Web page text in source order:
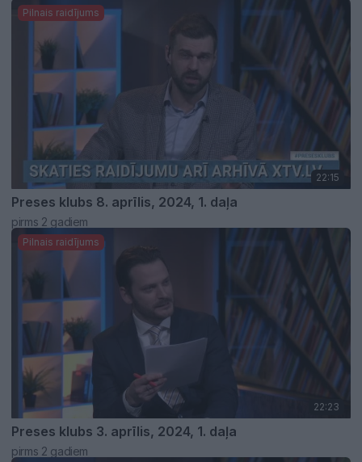
Pilnais raidījums
22:15
Preses klubs 8. aprīlis, 2024, 1. daļa
pirms 2 gadiem
Pilnais raidījums
22:23
Preses klubs 3. aprīlis, 2024, 1. daļa
pirms 2 gadiem